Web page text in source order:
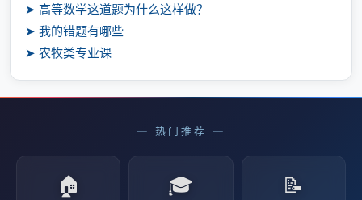
➤ 高等数学这道题为什么这样做？
➤ 我的错题有哪些
➤ 农牧类专业课
— 热门推荐 —
🏠 🎓 📝